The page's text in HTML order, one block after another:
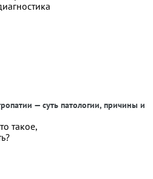
— суть патологии, причины и